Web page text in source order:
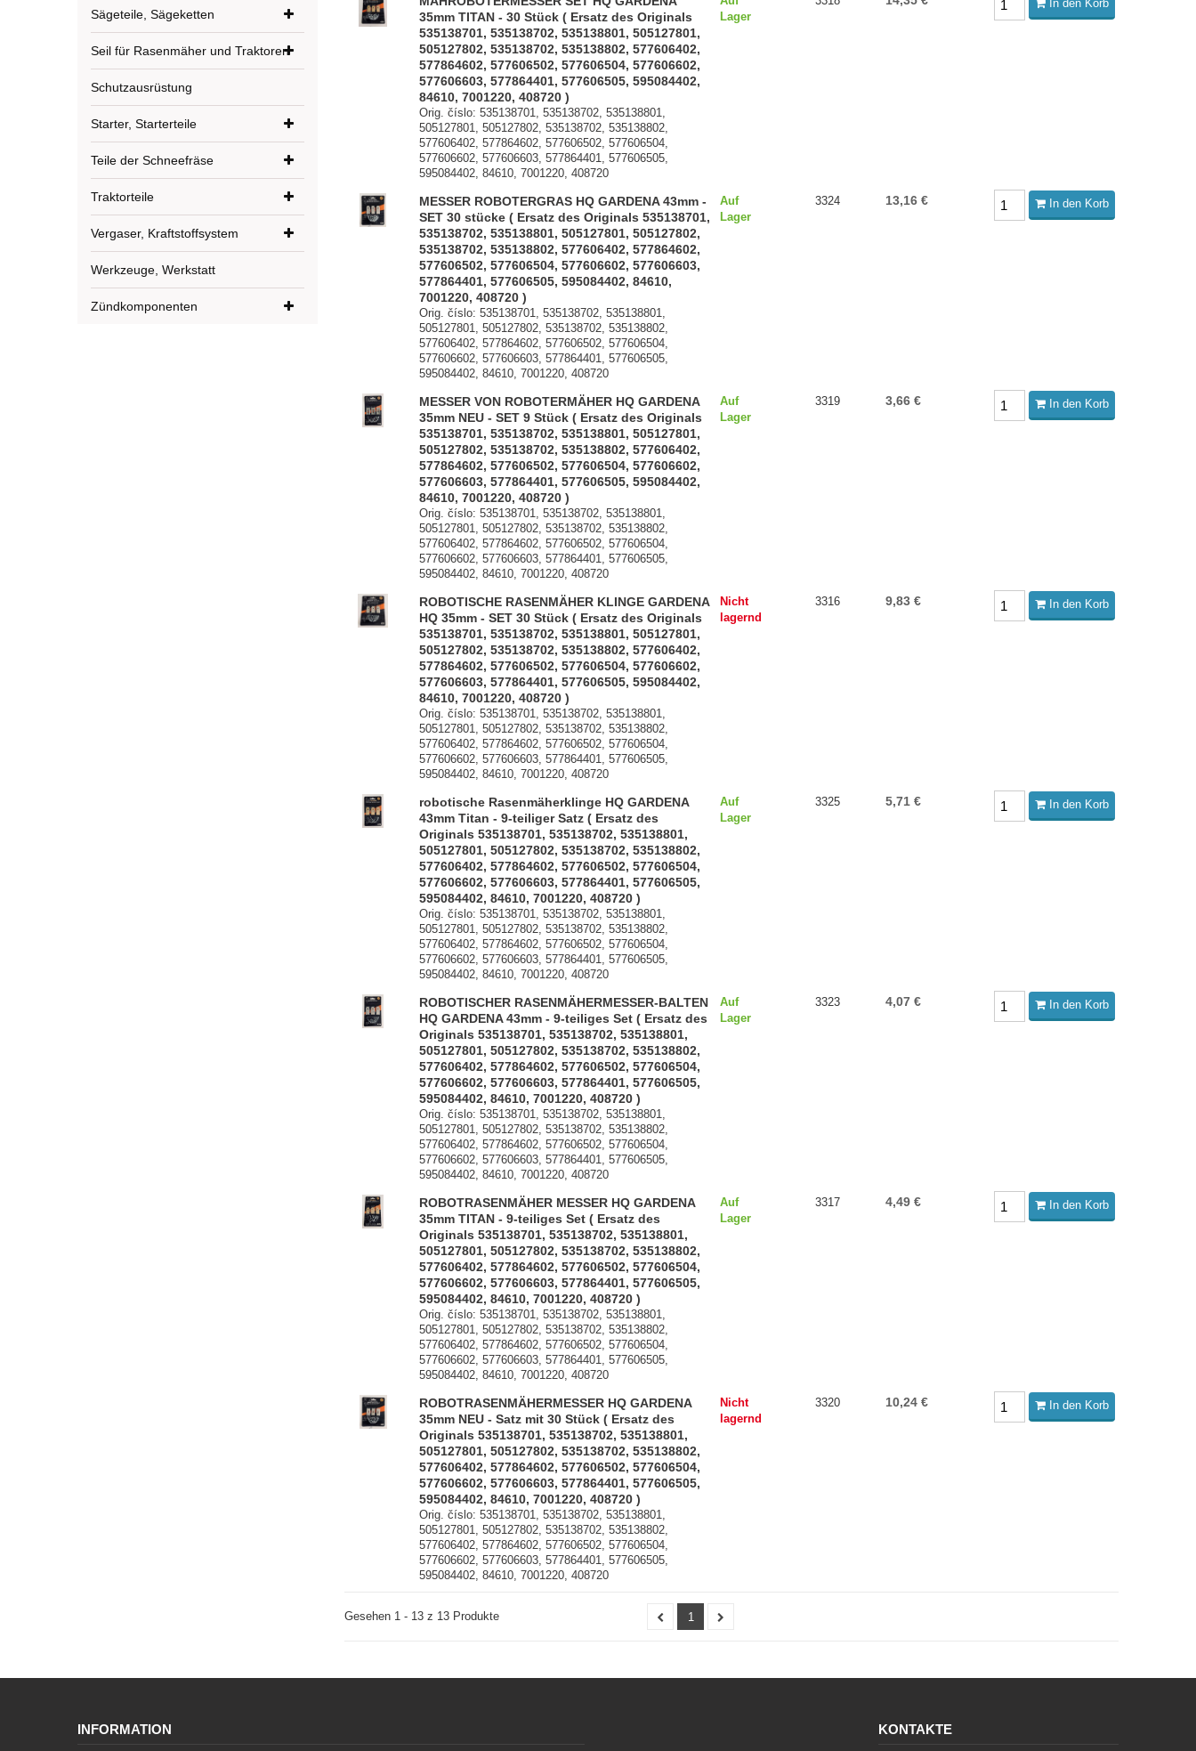
Sägeteile, Sägeketten
Seil für Rasenmäher und Traktoren
Schutzausrüstung
Starter, Starterteile
Teile der Schneefräse
Traktorteile
Vergaser, Kraftstoffsystem
Werkzeuge, Werkstatt
Zündkomponenten
35mm TITAN - 30 Stück ( Ersatz des Originals
535138701, 535138702, 535138801, 505127801,
505127802, 535138702, 535138802, 577606402,
577864602, 577606502, 577606504, 577606602,
577606603, 577864401, 577606505, 595084402,
84610, 7001220, 408720 )
Orig. číslo: 535138701, 535138702, 535138801,
505127801, 505127802, 535138702, 535138802,
577606402, 577864602, 577606502, 577606504,
577606602, 577606603, 577864401, 577606505,
595084402, 84610, 7001220, 408720
Lager
In den Korb
MESSER ROBOTERGRAS HQ GARDENA 43mm -
SET 30 stücke ( Ersatz des Originals 535138701,
535138702, 535138801, 505127801, 505127802,
535138702, 535138802, 577606402, 577864602,
577606502, 577606504, 577606602, 577606603,
577864401, 577606505, 595084402, 84610,
7001220, 408720 )
Orig. číslo: 535138701, 535138702, 535138801,
505127801, 505127802, 535138702, 535138802,
577606402, 577864602, 577606502, 577606504,
577606602, 577606603, 577864401, 577606505,
595084402, 84610, 7001220, 408720
Auf
Lager
3324 13,16 € In den Korb
MESSER VON ROBOTERMÄHER HQ GARDENA
35mm NEU - SET 9 Stück ( Ersatz des Originals
535138701, 535138702, 535138801, 505127801,
505127802, 535138702, 535138802, 577606402,
577864602, 577606502, 577606504, 577606602,
577606603, 577864401, 577606505, 595084402,
84610, 7001220, 408720 )
Orig. číslo: 535138701, 535138702, 535138801,
505127801, 505127802, 535138702, 535138802,
577606402, 577864602, 577606502, 577606504,
577606602, 577606603, 577864401, 577606505,
595084402, 84610, 7001220, 408720
Auf
Lager
3319 3,66 € In den Korb
ROBOTISCHE RASENMÄHER KLINGE GARDENA
HQ 35mm - SET 30 Stück ( Ersatz des Originals
535138701, 535138702, 535138801, 505127801,
505127802, 535138702, 535138802, 577606402,
577864602, 577606502, 577606504, 577606602,
577606603, 577864401, 577606505, 595084402,
84610, 7001220, 408720 )
Orig. číslo: 535138701, 535138702, 535138801,
505127801, 505127802, 535138702, 535138802,
577606402, 577864602, 577606502, 577606504,
577606602, 577606603, 577864401, 577606505,
595084402, 84610, 7001220, 408720
Nicht
lagernd
3316 9,83 € In den Korb
robotische Rasenmäherklinge HQ GARDENA
43mm Titan - 9-teiliger Satz ( Ersatz des
Originals 535138701, 535138702, 535138801,
505127801, 505127802, 535138702, 535138802,
577606402, 577864602, 577606502, 577606504,
577606602, 577606603, 577864401, 577606505,
595084402, 84610, 7001220, 408720 )
Orig. číslo: 535138701, 535138702, 535138801,
505127801, 505127802, 535138702, 535138802,
577606402, 577864602, 577606502, 577606504,
577606602, 577606603, 577864401, 577606505,
595084402, 84610, 7001220, 408720
Auf
Lager
3325 5,71 € In den Korb
ROBOTISCHER RASENMÄHERMESSER-BALTEN
HQ GARDENA 43mm - 9-teiliges Set ( Ersatz des
Originals 535138701, 535138702, 535138801,
505127801, 505127802, 535138702, 535138802,
577606402, 577864602, 577606502, 577606504,
577606602, 577606603, 577864401, 577606505,
595084402, 84610, 7001220, 408720 )
Orig. číslo: 535138701, 535138702, 535138801,
505127801, 505127802, 535138702, 535138802,
577606402, 577864602, 577606502, 577606504,
577606602, 577606603, 577864401, 577606505,
595084402, 84610, 7001220, 408720
Auf
Lager
3323 4,07 € In den Korb
ROBOTRASENMÄHER MESSER HQ GARDENA
35mm TITAN - 9-teiliges Set ( Ersatz des
Originals 535138701, 535138702, 535138801,
505127801, 505127802, 535138702, 535138802,
577606402, 577864602, 577606502, 577606504,
577606602, 577606603, 577864401, 577606505,
595084402, 84610, 7001220, 408720 )
Orig. číslo: 535138701, 535138702, 535138801,
505127801, 505127802, 535138702, 535138802,
577606402, 577864602, 577606502, 577606504,
577606602, 577606603, 577864401, 577606505,
595084402, 84610, 7001220, 408720
Auf
Lager
3317 4,49 € In den Korb
ROBOTRASENMÄHERMESSER HQ GARDENA
35mm NEU - Satz mit 30 Stück ( Ersatz des
Originals 535138701, 535138702, 535138801,
505127801, 505127802, 535138702, 535138802,
577606402, 577864602, 577606502, 577606504,
577606602, 577606603, 577864401, 577606505,
595084402, 84610, 7001220, 408720 )
Orig. číslo: 535138701, 535138702, 535138801,
505127801, 505127802, 535138702, 535138802,
577606402, 577864602, 577606502, 577606504,
577606602, 577606603, 577864401, 577606505,
595084402, 84610, 7001220, 408720
Nicht
lagernd
3320 10,24 € In den Korb
1
Gesehen 1 - 13 z 13 Produkte
INFORMATION KONTAKTE